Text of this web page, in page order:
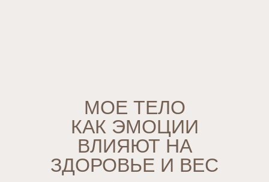
МОЕ ТЕЛО
КАК ЭМОЦИИ
ВЛИЯЮТ НА
ЗДОРОВЬЕ И ВЕС